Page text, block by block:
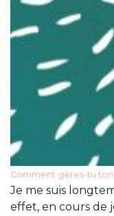
Comment gères-tu ton
Je me suis
effet, en cours de